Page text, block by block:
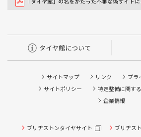
タイヤ館について
サイトマップ リンク
プラ
サイトポリシー
特定整備に関す
企業情報
ブリヂストンタイヤサイト
ブリヂス
タイヤ点検・安全点検/タイヤ履き替